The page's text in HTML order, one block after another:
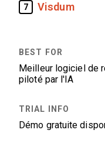
7 Visdum
Meilleur logiciel de
piloté par l'IA
Démo gratuite